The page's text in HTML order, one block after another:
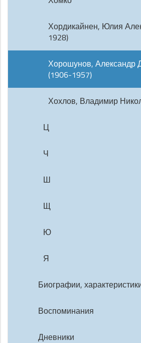
Хордикайнен, Юлия
1928)
Хорошунов, Александр
(1906-1957)
Хохлов, Владимир
Ц
Ч
Ш
Щ
Ю
Я
Биографии,
Воспоминания
Дневники